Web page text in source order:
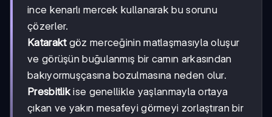
ince kenarlı mercek kullanarak bu sorunu
çözerler.
Kataraktgöz merceğinin matlaşmasıyla oluşur
ve görüşün buğulanmış bir camın arkasından
bakıyormuşçasına bozulmasına neden olur.
Presbitlik ise genellikle yaşlanmayla ortaya
çıkan ve yakın mesafeyi görmeyi zorlaştıran bir